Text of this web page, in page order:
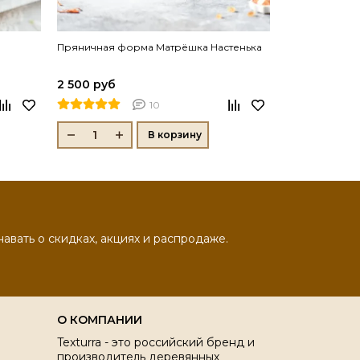
Пряничная форма Матрёшка Настенька
2 500 руб
10
В корзину
о скидках, акциях и распродаже.
О КОМПАНИИ
Texturra - это российский бренд и
производитель деревянных